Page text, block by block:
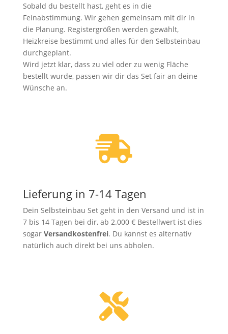
Sobald du bestellt hast, geht es in die
Feinabstimmung. Wir gehen gemeinsam mit dir in
die Planung. Registergrößen werden gewählt,
Heizkreise bestimmt und alles für den Selbsteinbau
durchgeplant.
Wird jetzt klar, dass zu viel oder zu wenig Fläche
bestellt wurde, passen wir dir das Set fair an deine
Wünsche an.

Lieferung in 7-14 Tagen
Dein Selbsteinbau Set geht in den Versand und ist in
7 bis 14 Tagen bei dir, ab 2.000 € Bestellwert ist dies
sogar Versandkostenfrei. Du kannst es alternativ
natürlich auch direkt bei uns abholen.
